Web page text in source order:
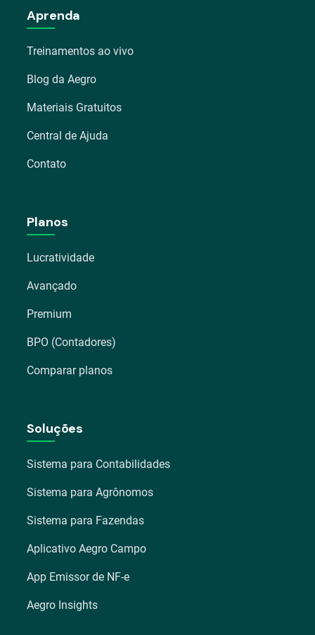
Aprenda
Treinamentos ao vivo
Blog da Aegro
Materiais Gratuitos
Central de Ajuda
Contato
Planos
Lucratividade
Avançado
Premium
BPO (Contadores)
Comparar planos
Soluções
Sistema para Contabilidades
Sistema para Agrônomos
Sistema para Fazendas
Aplicativo Aegro Campo
App Emissor de NF-e
Aegro Insights